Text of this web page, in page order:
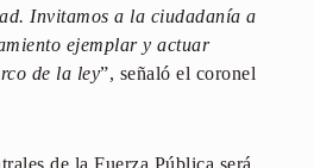
Invitamos a la ciudadanía a
ejemplar y actuar
de la ley”, señaló el coronel
de la Fuerza Pública será